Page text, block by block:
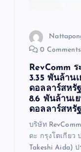
0 Comments
RevComm
3.35 พันล้าน
ดอลลาร์สหรั
8.6 พันล้านเ
ดอลลาร์สหรั
บริษัท
ดะ กรุงโตเกียว
Takeshi Aida)